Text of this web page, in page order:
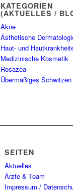
KATEGORIEN
(AKTUELLES /
Akne
Ästhetische
Haut- und
Medizinische Kosmetik
Rosazea
Übermäßiges Schwitzen
SEITEN
Aktuelles
Ärzte & Team
Impressum /